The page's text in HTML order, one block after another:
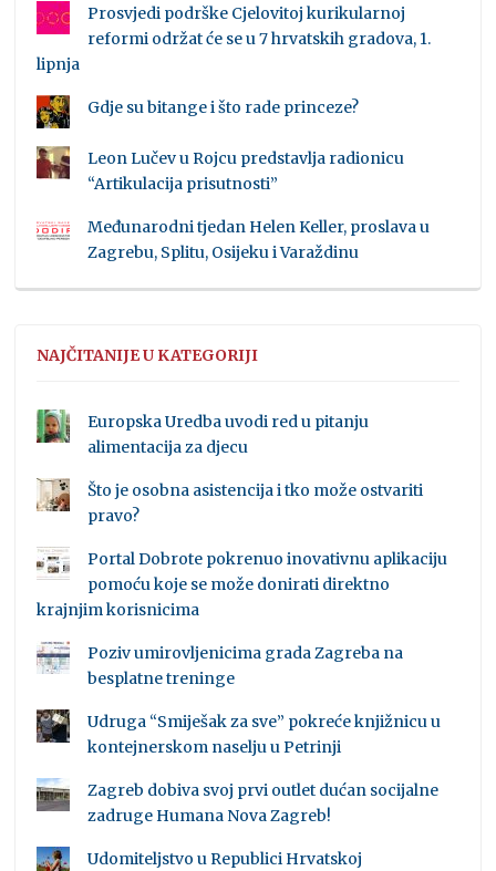
Prosvjedi podrške Cjelovitoj kurikularnoj
reformi održat će se u 7 hrvatskih gradova, 1.
lipnja
Gdje su bitange i što rade princeze?
Leon Lučev u Rojcu predstavlja radionicu
“Artikulacija prisutnosti”
Međunarodni tjedan Helen Keller, proslava u
Zagrebu, Splitu, Osijeku i Varaždinu
NAJČITANIJE U KATEGORIJI
Europska Uredba uvodi red u pitanju
alimentacija za djecu
Što je osobna asistencija i tko može ostvariti
pravo?
Portal Dobrote pokrenuo inovativnu aplikaciju
pomoću koje se može donirati direktno
krajnjim korisnicima
Poziv umirovljenicima grada Zagreba na
besplatne treninge
Udruga “Smiješak za sve” pokreće knjižnicu u
kontejnerskom naselju u Petrinji
Zagreb dobiva svoj prvi outlet dućan socijalne
zadruge Humana Nova Zagreb!
Udomiteljstvo u Republici Hrvatskoj